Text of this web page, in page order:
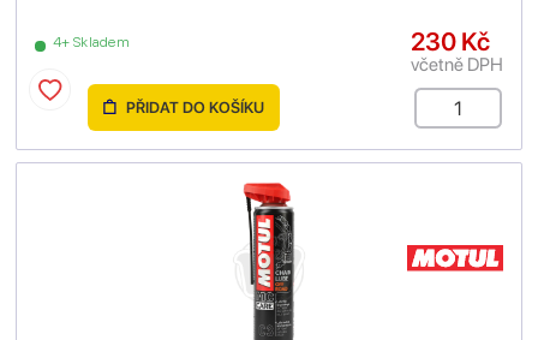
4+ Skladem 230 Kč
včetně DPH
PŘIDAT DO KOŠÍKU